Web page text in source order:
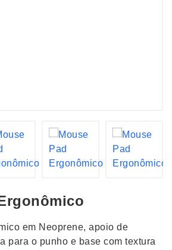
em Neoprene, apoio de
para o punho e base com textura